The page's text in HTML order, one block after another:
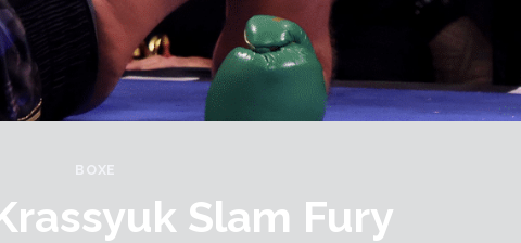
BOXE
Slam Fury